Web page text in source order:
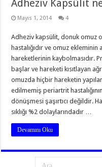
Adheziv Kapsülit
Mayıs 1, 2014 4
Adheziv kapsülit, donuk omuz
hastalığıdır ve omuz
hareketlerinin kaybolmasıdır.
başlar ve hareketi kısıtlayan
omuzda hiçbir hareketin
edilmemiş periartrit
dönüşmesi şaşırtıcı değildir.
sıklığı %2 dolaylarındadır …
Devamını Oku